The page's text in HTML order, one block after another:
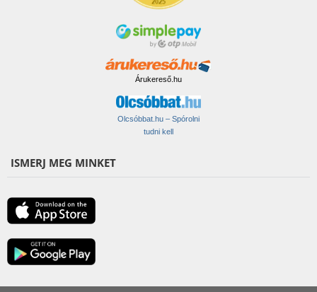
Árukereső.hu
Olcsóbbat.hu – Spórolni
tudni kell
ISMERJ MEG MINKET